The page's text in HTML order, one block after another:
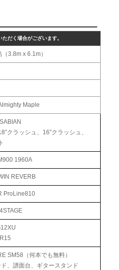
だく場合がございます。
3.8m x 6.1m）
Maple
クラッシュ、16”クラッシュ、
1960A
REVERB
ProLine810
SM58（何本でも無料）
、譜面台、ギタースタンド